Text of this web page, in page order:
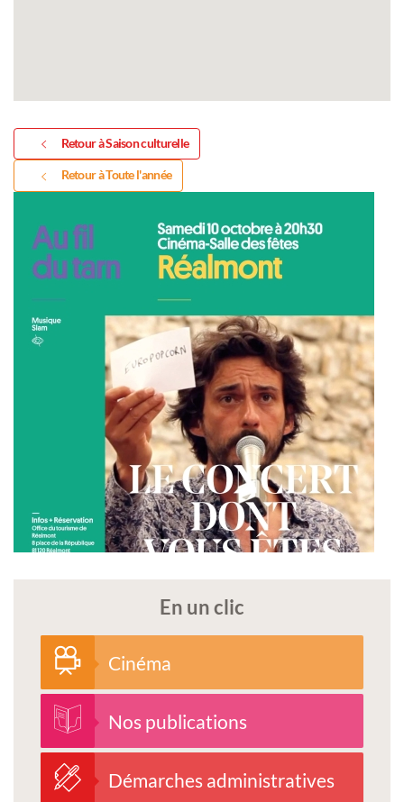
Retour à Saison culturelle
Retour à Toute l'année
En un clic
Cinéma
Nos publications
Démarches administratives